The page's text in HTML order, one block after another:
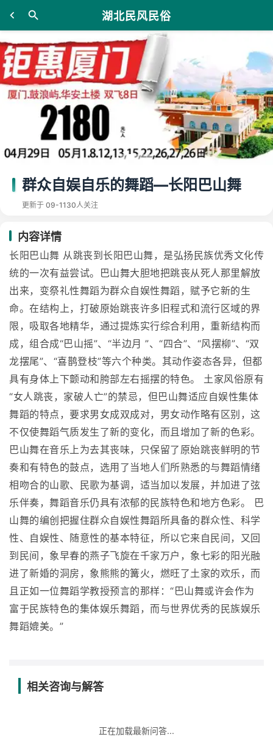
湖北民风民俗
群众自娱自乐的舞蹈—长阳巴山舞
更新于 09-11 30人关注
内容详情
长阳巴山舞 从跳丧到长阳巴山舞，是弘扬民族优秀文化传
统的一次有益尝试。巴山舞大胆地把跳丧从死人那里解放
出来，变祭礼性舞蹈为群众自娱性舞蹈，赋予它新的生
命。在结构上，打破原始跳丧许多旧程式和流行区域的界
限，吸取各地精华，通过提炼实行综合利用，重新结构而
成，组合成“巴山摇”、“半边月 ”、“四合”、“风摆柳”、“双
龙摆尾”、“喜鹊登枝”等六个种类。其动作姿态各异，但都
具有身体上下颤动和胯部左右摇摆的特色。 土家风俗原有
“女人跳丧，家破人亡”的禁忌，但巴山舞适应自娱性集体
舞蹈的特点，要求男女成双成对，男女动作略有区别，这
不仅使舞蹈气质发生了新的变化，而且增加了新的色彩。
巴山舞在音乐上为去其丧味，只保留了原始跳丧鲜明的节
奏和有特色的鼓点，选用了当地人们所熟悉的与舞蹈情绪
相吻合的山歌、民歌为基调，适当加以发展，并加进了弦
乐伴奏，舞蹈音乐仍具有浓郁的民族特色和地方色彩。 巴
山舞的编创把握住群众自娱性舞蹈所具备的群众性、科学
性、自娱性、随意性的基本特征，所以它来自民间，又回
到民间，象早春的燕子飞旋在千家万户，象七彩的阳光融
进了新婚的洞房，象熊熊的篝火，燃旺了土家的欢乐，而
且正如一位舞蹈学教授预言的那样：“巴山舞或许会作为
富于民族特色的集体娱乐舞蹈，而与世界优秀的民族娱乐
舞蹈媲美。”
相关咨询与解答
正在加载最新问答...